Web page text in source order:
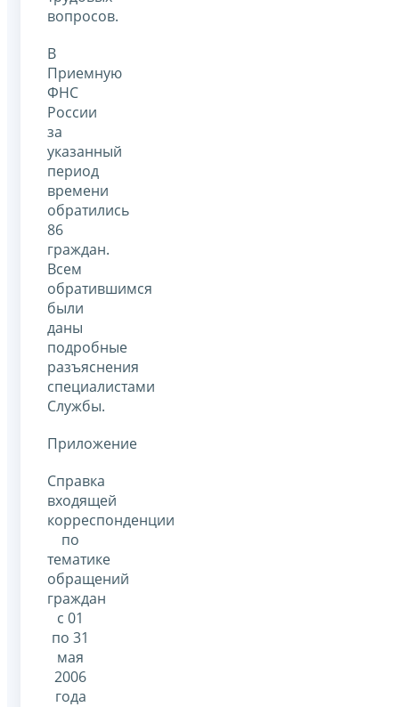
вопросов.
В
Приемную
ФНС
России
за
указанный
период
времени
обратились
86
граждан.
Всем
обратившимся
были
даны
подробные
разъяснения
специалистами
Службы.
Приложение
Справка
входящей
корреспонденции
по
тематике
обращений
граждан
с 01
по 31
мая
2006
года